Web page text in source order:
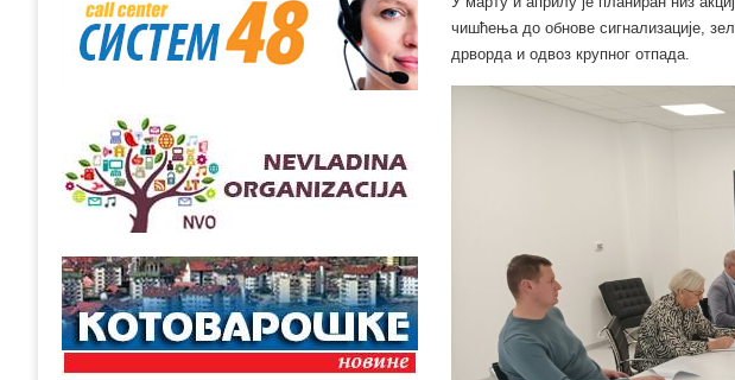
чишћења до обнове сигнализације,
дрворда и одвоз крупног отпада.